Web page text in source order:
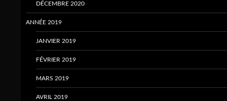
DÉCEMBRE 2020
ANNÉE 2019
JANVIER 2019
FÉVRIER 2019
MARS 2019
AVRIL 2019